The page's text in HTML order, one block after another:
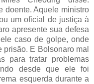
doente. Aquele ministro
um oficial de justiça à
apresente sua defesa
caso de golpe, onde
E Bolsonaro mal
para tratar problemas
desde que ele foi
esquerda durante a